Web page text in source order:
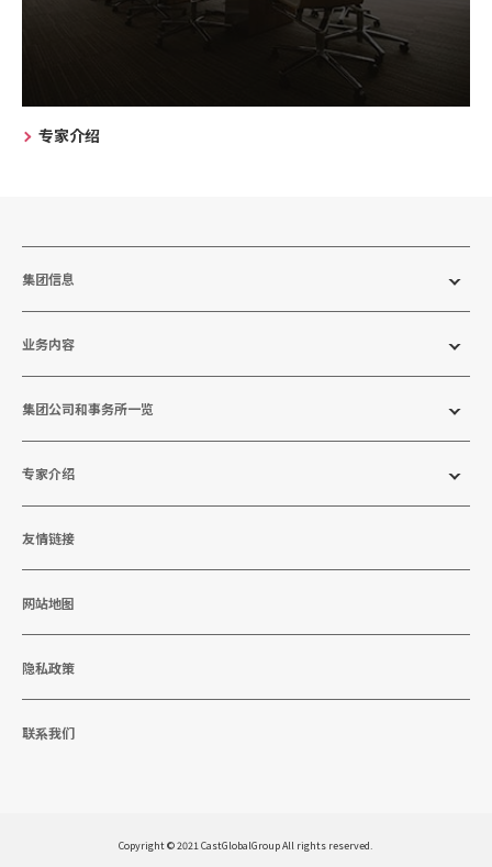
专家介绍
集团信息
业务内容
集团公司和事务所一览
专家介绍
友情链接
网站地图
隐私政策
联系我们
Copyright © 2021 CastGlobalGroup All rights reserved.